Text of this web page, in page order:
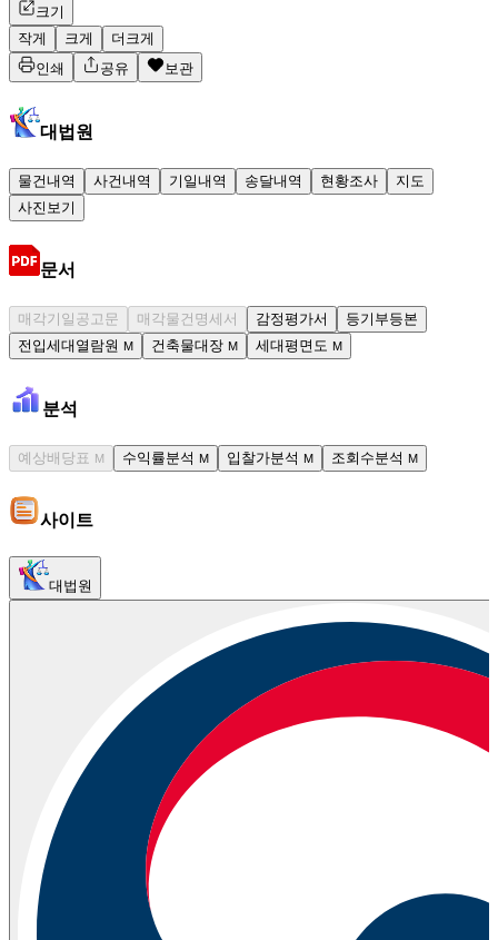
크기
작게
크게
더크게
인쇄
공유 보관
대법원
물건내역 사건내역 기일내역 송달내역 현황조사
지도
사진보기
문서
매각기일공고문 매각물건명세서 감정평가서
등기부등본
전입세대열람원 M 건축물대장 M 세대평면도 M
분석
예상배당표 M 수익률분석 M 입찰가분석 M 조회수분석 M
사이트
대법원